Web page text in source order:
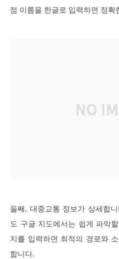
점 이름을 한글로 입력하면 정확
둘째, 대중교통 정보가 상세합
도 구글 지도에서는 쉽게 파악
지를 입력하면 최적의 경로와
합니다.